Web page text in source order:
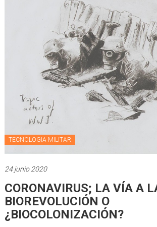
CORONAVIRUS; LA VÍA A LA
BIOREVOLUCIÓN O
¿BIOCOLONIZACIÓN?